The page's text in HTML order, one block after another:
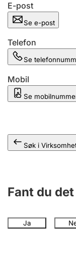
E-post
Se e-post
Telefon
Se
Mobil
Se
Søk i
Fant du
Ja